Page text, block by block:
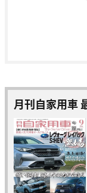
月刊自家用車